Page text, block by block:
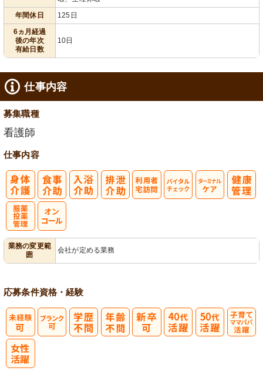
年間休日
125日
6ヵ月経過
後の年次
有給日数
10日
仕事内容
募集職種
看護師
仕事内容
業務の変更範
囲
会社が定める業務
応募条件資格・経験